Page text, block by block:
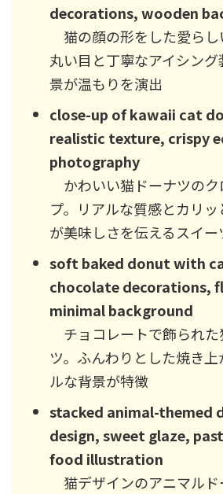
decorations, wooden
猫の顔の形をした愛らし
丸い目と丁寧なアイシン
景が温もりを演出
close-up of kawaii cat
realistic texture, crispy
photography
かわいい猫ドーナツのク
プ。リアルな質感とカリッ
が美味しさを伝えるスイー
soft baked donut with
chocolate decorations,
minimal background
チョコレートで飾られた
ツ。ふんわりとした焼き
ルな背景が特徴
stacked animal-themed
design, sweet glaze,
food illustration
猫デザインのアニマルド